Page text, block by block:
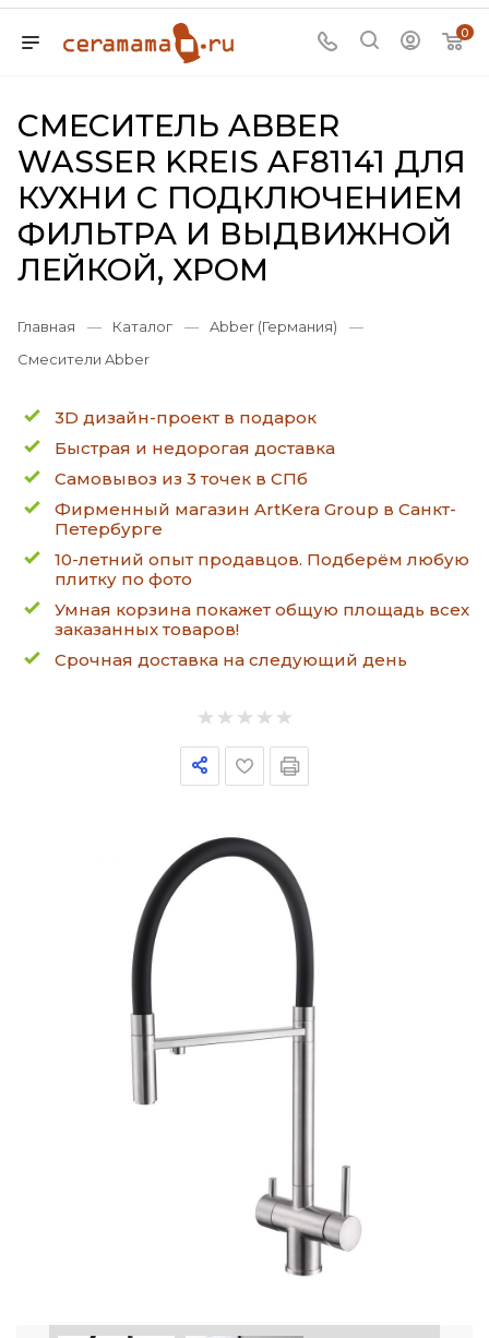
0
СМЕСИТЕЛЬ ABBER
WASSER KREIS AF81141 ДЛЯ
КУХНИ С ПОДКЛЮЧЕНИЕМ
ФИЛЬТРА И ВЫДВИЖНОЙ
ЛЕЙКОЙ, ХРОМ
Главная — Каталог — Abber (Германия)
—
Смесители Abber
3D дизайн-проект в подарок
Быстрая и недорогая доставка
Самовывоз из 3 точек в СПб
Фирменный магазин ArtKera Group в Санкт-
Петербурге
10-летний опыт продавцов. Подберём любую
плитку по фото
Умная корзина покажет общую площадь всех
заказанных товаров!
Срочная доставка на следующий день